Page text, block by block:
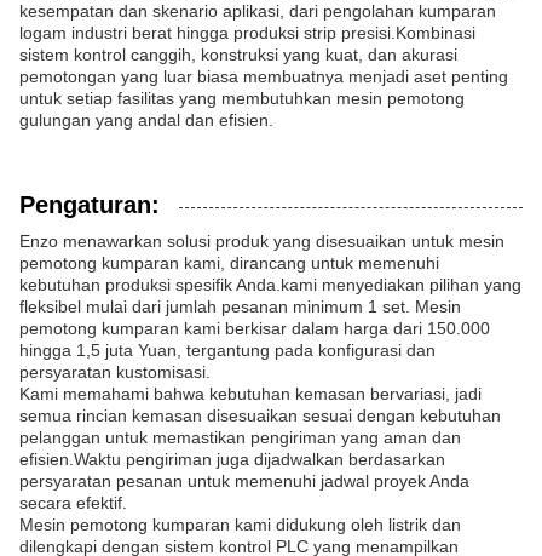
kesempatan dan skenario aplikasi, dari pengolahan kumparan
logam industri berat hingga produksi strip presisi.Kombinasi
sistem kontrol canggih, konstruksi yang kuat, dan akurasi
pemotongan yang luar biasa membuatnya menjadi aset penting
untuk setiap fasilitas yang membutuhkan mesin pemotong
gulungan yang andal dan efisien.
Pengaturan:
Enzo menawarkan solusi produk yang disesuaikan untuk mesin
pemotong kumparan kami, dirancang untuk memenuhi
kebutuhan produksi spesifik Anda.kami menyediakan pilihan yang
fleksibel mulai dari jumlah pesanan minimum 1 set. Mesin
pemotong kumparan kami berkisar dalam harga dari 150.000
hingga 1,5 juta Yuan, tergantung pada konfigurasi dan
persyaratan kustomisasi.
Kami memahami bahwa kebutuhan kemasan bervariasi, jadi
semua rincian kemasan disesuaikan sesuai dengan kebutuhan
pelanggan untuk memastikan pengiriman yang aman dan
efisien.Waktu pengiriman juga dijadwalkan berdasarkan
persyaratan pesanan untuk memenuhi jadwal proyek Anda
secara efektif.
Mesin pemotong kumparan kami didukung oleh listrik dan
dilengkapi dengan sistem kontrol PLC yang menampilkan